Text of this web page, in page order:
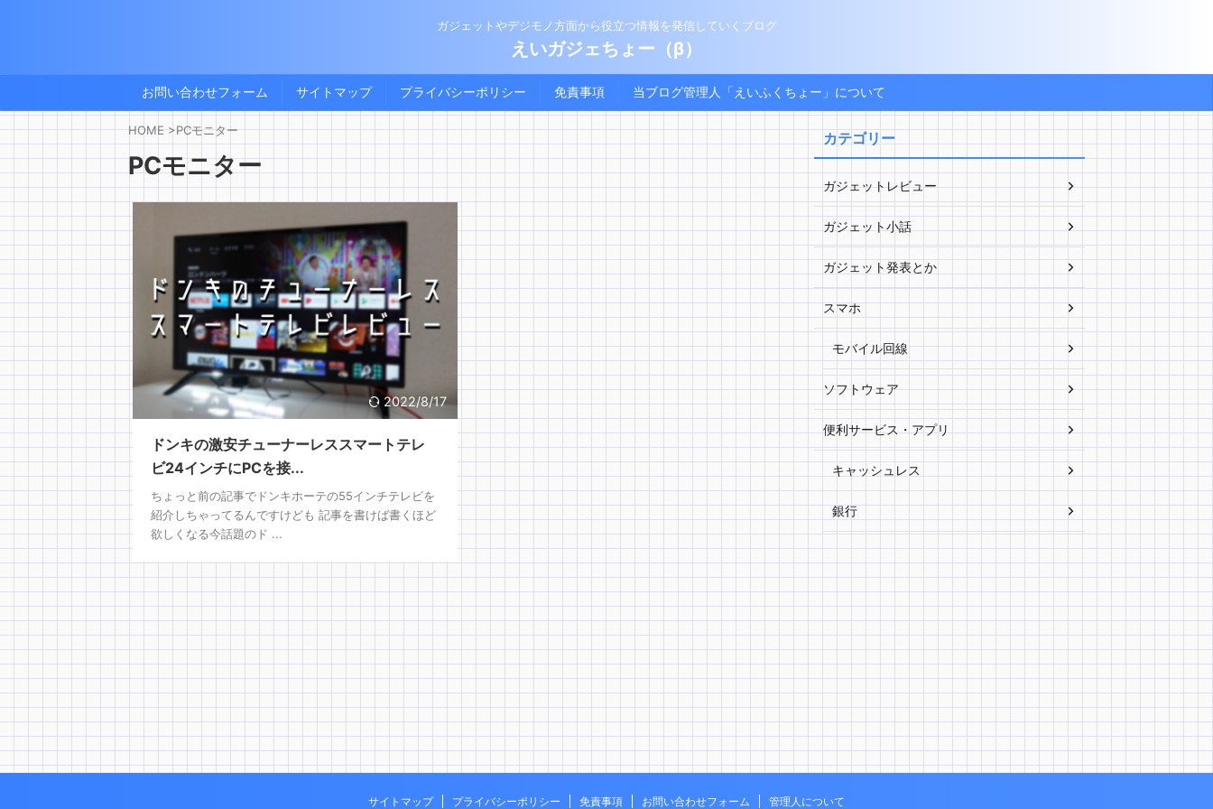
ガジェットやデジモノ方面から役立つ情報を発信していくブログ
えいガジェちょー（β）
お問い合わせフォーム サイトマップ プライバシーポリシー 免責事項 当ブログ管理人「えいふくちょー」について
HOME>PCモニター
PCモニター
2022/8/17
ドンキの激安チューナーレススマートテレ
ビ24インチにPCを接...
ちょっと前の記事でドンキホーテの55インチテレビを
紹介しちゃってるんですけども 記事を書けば書くほど
欲しくなる今話題のド ...
カテゴリー
ガジェットレビュー
ガジェット小話
ガジェット発表とか
スマホ
モバイル回線
ソフトウェア
便利サービス・アプリ
キャッシュレス
銀行
サイトマップ プライバシーポリシー 免責事項 お問い合わせフォーム 管理人について